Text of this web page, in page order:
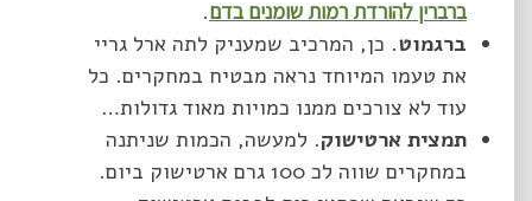
ברברין להורדת רמות שומנים בדם.
ברגמוט. כן, המרכיב שמעניק לתה ארל גריי
את טעמו המיוחד נראה מבטיח במחקרים. כל
עוד לא צורכים ממנו כמויות מאוד גדולות…
תמצית ארטישוק. למעשה, הכמות שניתנה
במחקרים שווה לכ 100 גרם ארטישוק ביום.